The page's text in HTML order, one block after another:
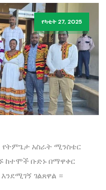
የካቲት 27, 2025
አስራት ሚንስቴር
ከተሞች ቡድኑ በማዋቀር
ገልጸዋል ።